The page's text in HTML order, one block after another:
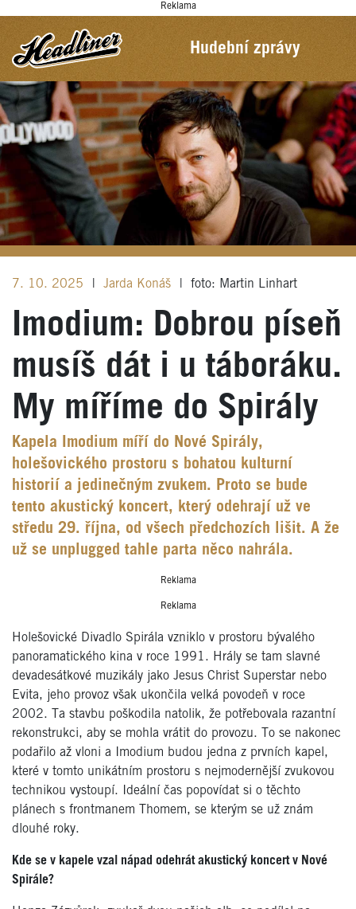
Reklama
Hudební zprávy
7. 10. 2025 Jarda Konáš foto: Martin Linhart
Imodium: Dobrou píseň
musíš dát i u táboráku.
My míříme do Spirály
Kapela Imodium míří do Nové Spirály,
holešovického prostoru s bohatou kulturní
historií a jedinečným zvukem. Proto se bude
tento akustický koncert, který odehrají už ve
středu 29. října, od všech předchozích lišit. A že
už se unplugged tahle parta něco nahrála.
Reklama
Reklama
Holešovické Divadlo Spirála vzniklo v prostoru bývalého
panoramatického kina v roce 1991. Hrály se tam slavné
devadesátkové muzikály jako Jesus Christ Superstar nebo
Evita, jeho provoz však ukončila velká povodeň v roce
2002. Ta stavbu poškodila natolik, že potřebovala razantní
rekonstrukci, aby se mohla vrátit do provozu. To se nakonec
podařilo až vloni a Imodium budou jedna z prvních kapel,
které v tomto unikátním prostoru s nejmodernější zvukovou
technikou vystoupí. Ideální čas popovídat si o těchto
plánech s frontmanem Thomem, se kterým se už znám
dlouhé roky.
Kde se v kapele vzal nápad odehrát akustický koncert v Nové
Spirále?